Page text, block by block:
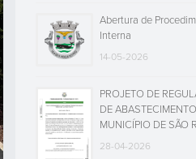
Abertura de
Interna
14-05-2026
PROJETO DE
DE
MUNICÍPIO DE SÃO
28-04-2026